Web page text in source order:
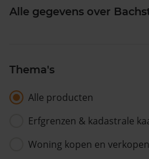
Alle gegevens over
Thema's
Alle producten
Erfgrenzen & kadastrale
Woning kopen en verkopen